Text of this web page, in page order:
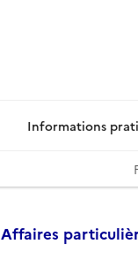
Informations
Affaires